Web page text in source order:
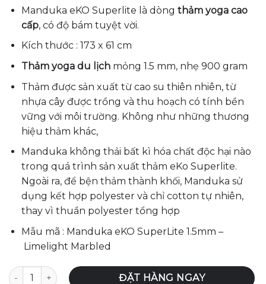
là:
1,770,000₫.
tại
là:
1,590,000₫.
Manduka eKO Superlite là dòng thảm yoga cao
cấp, có độ bám tuyệt vời.
Kích thước : 173 x 61 cm
Thảm yoga du lịchmỏng 1.5 mm, nhẹ 900 gram
Thảm được sản xuất từ cao su thiên nhiên, từ
nhựa cây được trồng và thu hoạch có tính bền
vững với môi trường. Không như những thương
hiệu thảm khác,
Manduka không thải bất kì hóa chất độc hại nào
trong quá trình sản xuất thảm eKo Superlite.
Ngoài ra, để bện thảm thành khối, Manduka sử
dụng kết hợp polyester và chỉ cotton tự nhiên,
thay vì thuần polyester tổng hợp
Mẫu mã : Manduka eKO SuperLite 1.5mm –
Limelight Marbled
Thảm yoga du lịch Manduka - eKO SuperLite 1.5mm -
ĐẶT HÀNG NGAY